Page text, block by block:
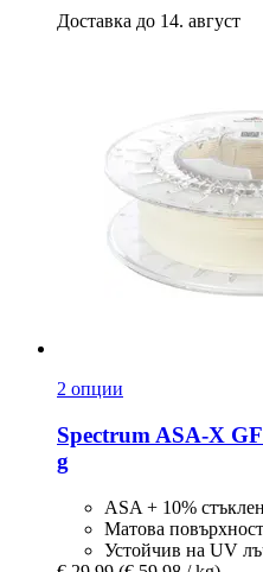
Доставка до 14. август
2 опции
Spectrum ASA-​X
g
ASA + 10%
Матова повърхност
Устойчив на UV